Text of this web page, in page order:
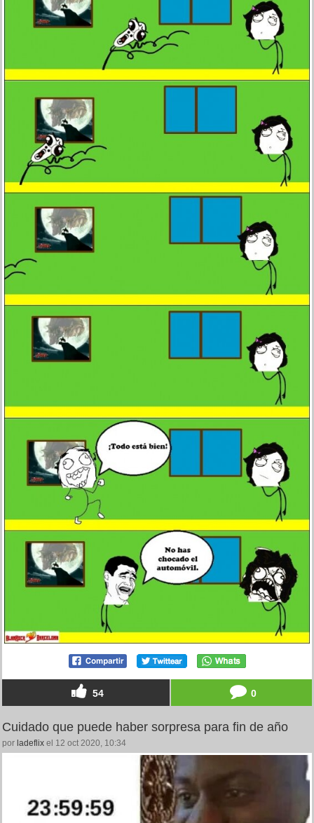
54 0
Cuidado que puede haber sorpresa para fin de año
por ladeflix el 12 oct 2020, 10:34